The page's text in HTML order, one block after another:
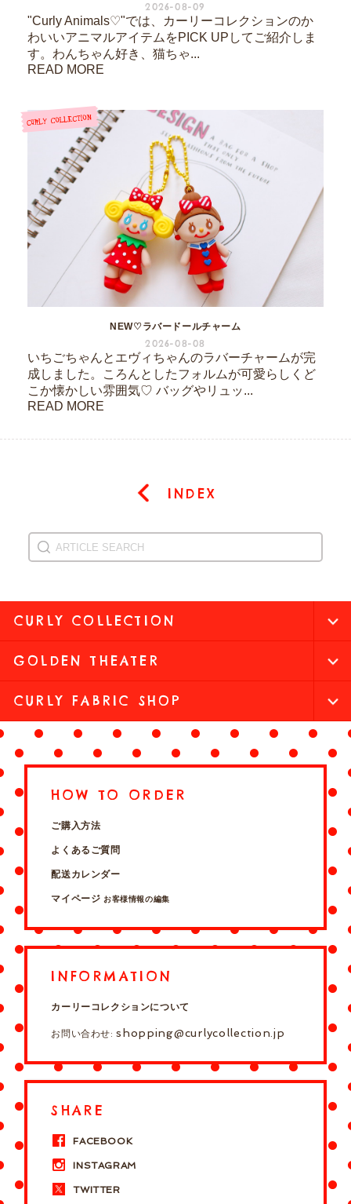
2026-08-09
"Curly Animals♡"では、カーリーコレクションのか
わいいアニマルアイテムをPICK UPしてご紹介しま
す。わんちゃん好き、猫ちゃ...
READ MORE
NEW♡ラバードールチャーム
2026-08-08
いちごちゃんとエヴィちゃんのラバーチャームが完
成しました。ころんとしたフォルムが可愛らしくど
こか懐かしい雰囲気♡ バッグやリュッ...
READ MORE
INDEX
CURLY COLLECTION
GOLDEN THEATER
CURLY FABRIC SHOP
HOW TO ORDER
ご購入方法
よくあるご質問
配送カレンダー
マイページ お客様情報の編集
INFORMATION
カーリーコレクションについて
お問い合わせ:shopping@curlycollection.jp
SHARE
FACEBOOK
INSTAGRAM
TWITTER